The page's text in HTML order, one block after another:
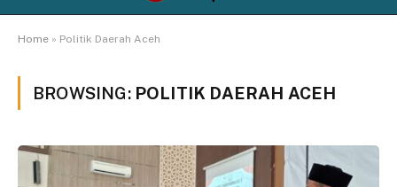
Home » Politik Daerah Aceh
BROWSING: POLITIK DAERAH ACEH